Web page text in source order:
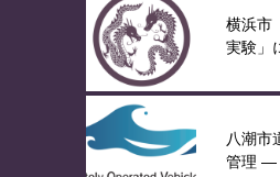
横浜市
実験」
八潮市
管理 ―